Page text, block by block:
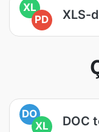
XL
PD
XLS-
DO
XL
DOC